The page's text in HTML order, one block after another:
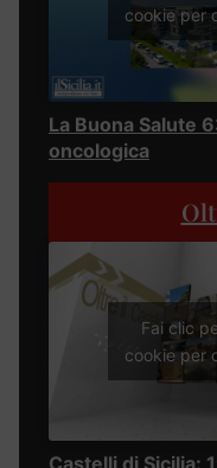
cookie per
La Buona Salute
oncologica
Fai clic
cookie per